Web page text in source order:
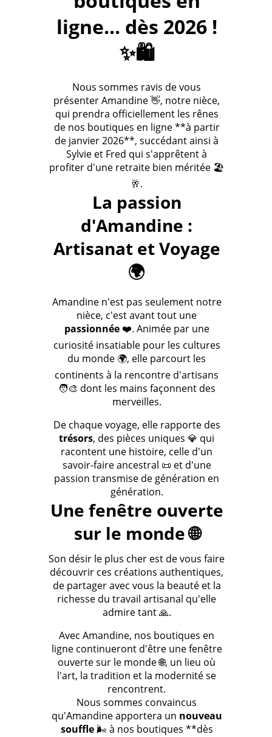
ligne... dès 2026 !
✨🛍️
Nous sommes ravis de vous
présenter Amandine 👋, notre nièce,
qui prendra officiellement les rênes
de nos boutiques en ligne **à partir
de janvier 2026**, succédant ainsi à
Sylvie et Fred qui s'apprêtent à
profiter d'une retraite bien méritée 🏖️
🥂.
La passion
d'Amandine :
Artisanat et Voyage
🌍
Amandine n'est pas seulement notre
nièce, c'est avant tout une
passionnée❤️. Animée par une
curiosité insatiable pour les cultures
du monde 🌍, elle parcourt les
continents à la rencontre d'artisans
🧑‍🎨 dont les mains façonnent des
merveilles.
De chaque voyage, elle rapporte des
trésors, des pièces uniques 💎 qui
racontent une histoire, celle d'un
savoir-faire ancestral 📜 et d'une
passion transmise de génération en
génération.
Une fenêtre ouverte
sur le monde 🌐
Son désir le plus cher est de vous faire
découvrir ces créations authentiques,
de partager avec vous la beauté et la
richesse du travail artisanal qu'elle
admire tant 🙏.
Avec Amandine, nos boutiques en
ligne continueront d'être une fenêtre
ouverte sur le monde 🌐, un lieu où
l'art, la tradition et la modernité se
rencontrent.
Nous sommes convaincus
qu'Amandine apportera un nouveau
souffle🌬️ à nos boutiques **dès